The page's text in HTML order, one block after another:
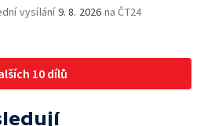
vysílání9. 8. 2026 na ČT24
10 dílů